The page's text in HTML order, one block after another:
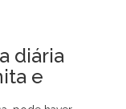
diária
e